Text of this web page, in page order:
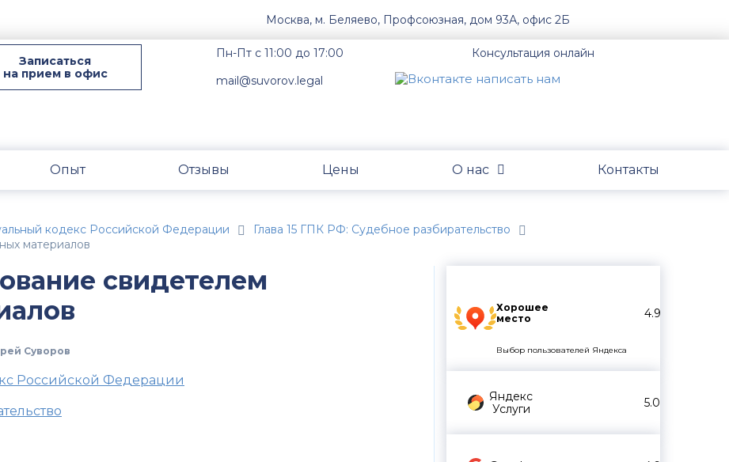
Москва, м. Беляево, Профсоюзная, дом 93А, офис 2Б
Записаться
на прием в офис
Пн-Пт с 11:00 до 17:00
mail@suvorov.legal
Консультация онлайн
Опыт Отзывы Цены О нас Контакты
кодекс Российской Федерации
Глава 15 ГПК РФ: Судебное разбирательство
материалов
Хорошее
место
4.9
Выбор пользователей Яндекса
Яндекс
Услуги
5.0
свидетелем
Суворов
Российской Федерации